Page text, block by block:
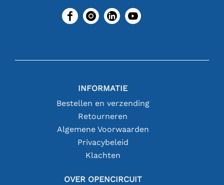
INFORMATIE
Bestellen en verzending
Retourneren
Algemene Voorwaarden
Privacybeleid
Klachten
OVER OPENCIRCUIT